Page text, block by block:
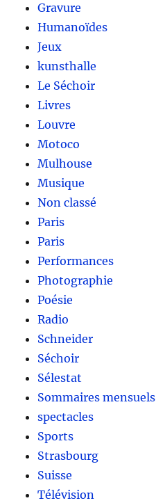
Gravure
Humanoïdes
Jeux
kunsthalle
Le Séchoir
Livres
Louvre
Motoco
Mulhouse
Musique
Non classé
Paris
Paris
Performances
Photographie
Poésie
Radio
Schneider
Séchoir
Sélestat
Sommaires mensuels
spectacles
Sports
Strasbourg
Suisse
Télévision